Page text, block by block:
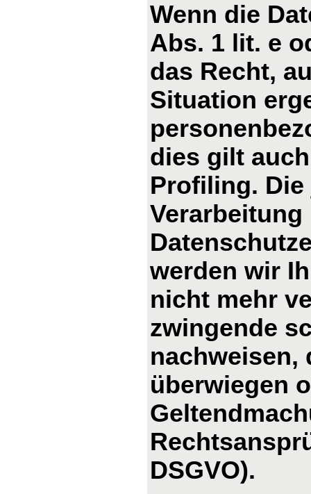
Wenn die
Abs. 1 lit. e
das Recht,
Situation
dies gilt
Profiling.
werden wir
nicht mehr
zwingende
nachweisen,
überwiegen
DSGVO).